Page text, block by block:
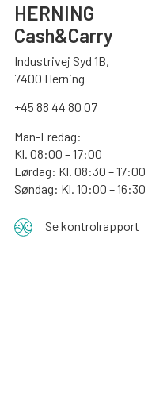
HERNING
Cash&Carry
Industrivej Syd 1B,
7400 Herning
+45 88 44 80 07
Man-Fredag:
Kl. 08:00 – 17:00
Lørdag: Kl. 08:30 – 17:00
Søndag: Kl. 10:00 – 16:30
Se kontrolrapport